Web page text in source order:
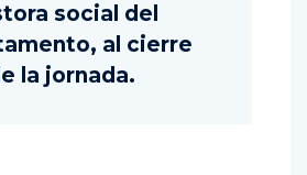
social del
al cierre
la jornada.